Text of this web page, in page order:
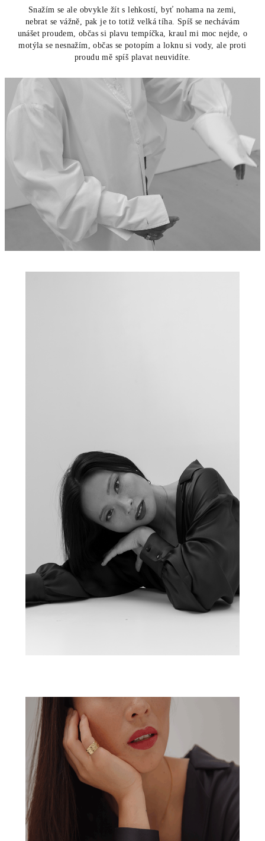
Snažím se ale obvykle žít s lehkostí, byť nohama na zemi,
nebrat se vážně, pak je to totiž velká tíha. Spíš se nechávám
unášet proudem, občas si plavu tempíčka, kraul mi moc nejde, o
motýla se nesnažím, občas se potopím a loknu si vody, ale proti
proudu mě spíš plavat neuvidíte.